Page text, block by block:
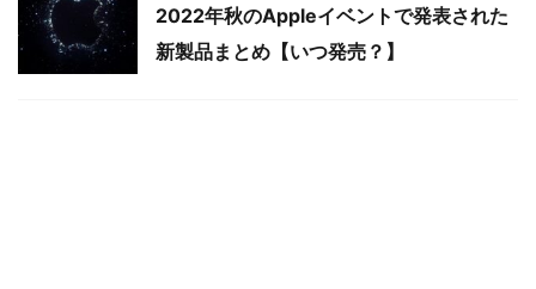
2022年秋のAppleイベントで発表された
新製品まとめ【いつ発売？】